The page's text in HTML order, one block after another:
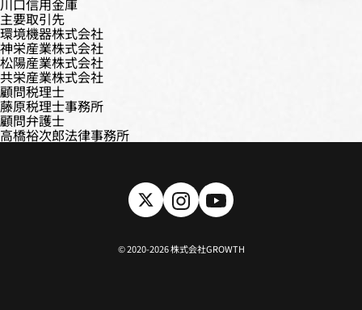
川口信用金庫
主要取引先
環境機器株式会社
神栄産業株式会社
松陽産業株式会社
共栄産業株式会社
顧問税理士
藤原税理士事務所
顧問弁護士
高橋裕次郎法律事務所
©️ 2020-2026 株式会社GROWTH